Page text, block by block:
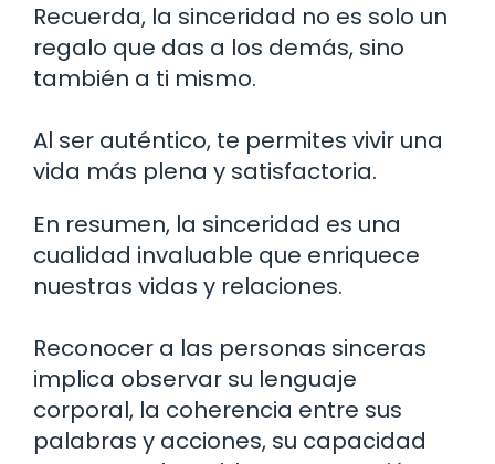
Recuerda, la sinceridad no es solo un
regalo que das a los demás, sino
también a ti mismo.
Al ser auténtico, te permites vivir una
vida más plena y satisfactoria.
En resumen, la sinceridad es una
cualidad invaluable que enriquece
nuestras vidas y relaciones.
Reconocer a las personas sinceras
implica observar su lenguaje
corporal, la coherencia entre sus
palabras y acciones, su capacidad